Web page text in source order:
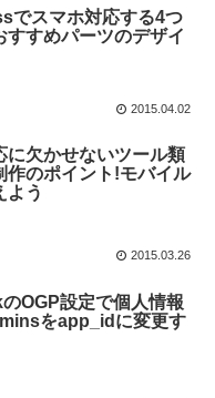
でスマホ対応する4つ
すすめパーツのデザイ
2015.04.02
に欠かせないツール類
作のポイント!モバイル
よう
2015.03.26
OGP設定で個人情報
をapp_idに変更す